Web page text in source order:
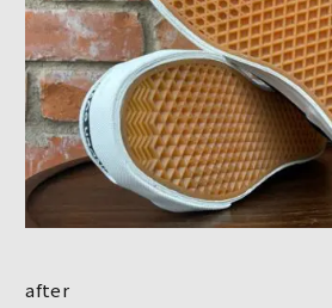
after